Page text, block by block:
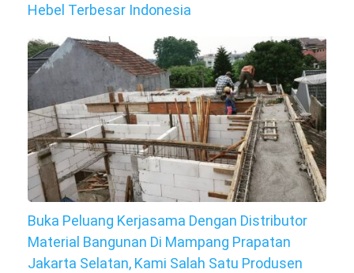
Hebel Terbesar Indonesia
Buka Peluang Kerjasama Dengan Distributor
Material Bangunan Di Mampang Prapatan
Jakarta Selatan, Kami Salah Satu Produsen